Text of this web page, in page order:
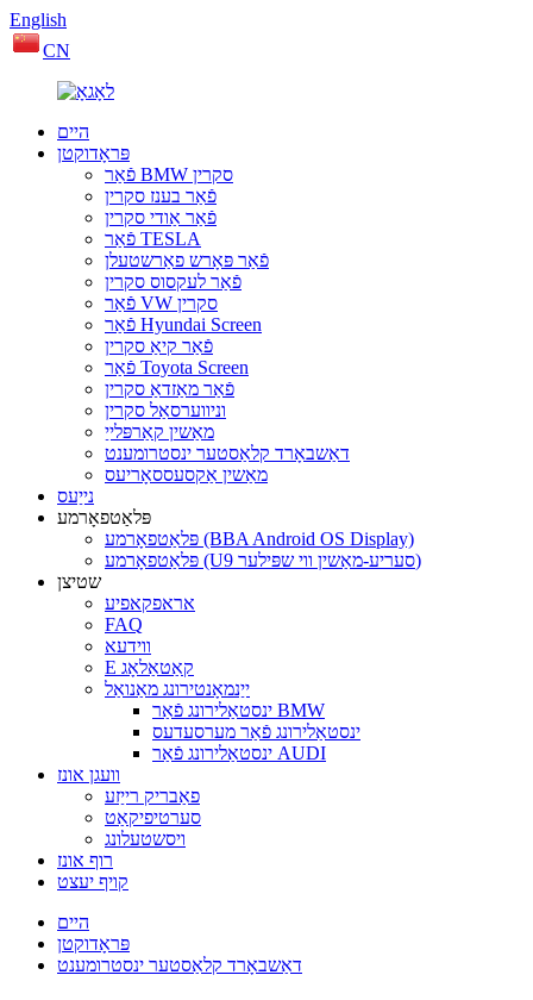
English
CN
היים
פּראָדוקטן
פֿאַר BMW סקרין
פֿאַר בענז סקרין
פֿאַר אַודי סקרין
פֿאַר TESLA
פֿאַר פּאָרש פאַרשטעלן
פֿאַר לעקסוס סקרין
פֿאַר VW סקרין
פֿאַר Hyundai Screen
פֿאַר קיאַ סקרין
פֿאַר Toyota Screen
פֿאַר מאַזדאַ סקרין
וניווערסאַל סקרין
מאַשין קאַרפּלייַ
דאַשבאָרד קלאַסטער ינסטרומענט
מאַשין אַקסעססאָריעס
נייַעס
פּלאַטפאָרמע
פּלאַטפאָרמע (BBA Android OS Display)
פּלאַטפאָרמע (U9 סעריע-מאַשין ווי שפּילער)
שטיצן
אראפקאפיע
FAQ
ווידעא
E קאַטאַלאָג
ייַנמאָנטירונג מאַנואַל
ינסטאַלירונג פֿאַר BMW
ינסטאַלירונג פֿאַר מערסעדעס
ינסטאַלירונג פֿאַר AUDI
וועגן אונז
פאַבריק רייַזע
סערטיפיקאַט
ויסשטעלונג
רוף אונז
קויף יעצט
היים
פּראָדוקטן
דאַשבאָרד קלאַסטער ינסטרומענט